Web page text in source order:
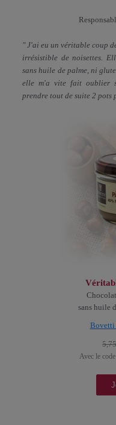
" J'ai eu un véritable coup
irrésistible de noisettes.
sans huile de palme, ni
elle m'a vite fait oublier
prendre tout de suite 2
sans huile
Bovetti
Avec le